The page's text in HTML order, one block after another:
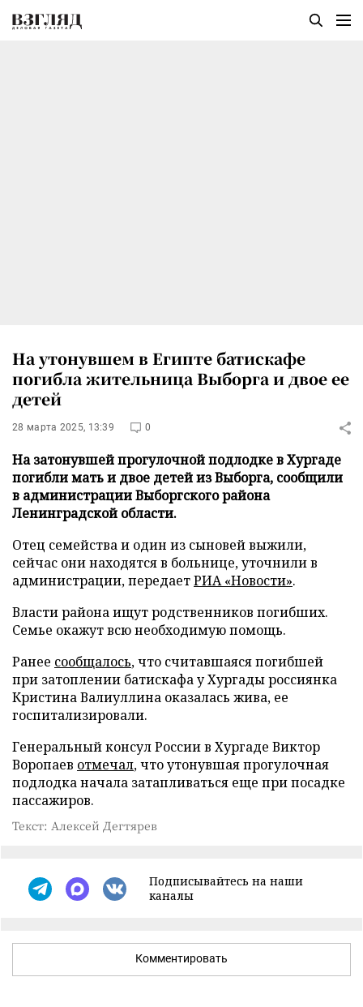
На утонувшем в Египте батискафе
погибла жительница Выборга и двое ее
детей
28 марта 2025, 13:39 0
На затонувшей прогулочной подлодке в Хургаде
погибли мать и двое детей из Выборга, сообщили
в администрации Выборгского района
Ленинградской области.
Отец семейства и один из сыновей выжили,
сейчас они находятся в больнице, уточнили в
администрации, передаетРИА «Новости».
Власти района ищут родственников погибших.
Семье окажут всю необходимую помощь.
Ранее сообщалось, что считавшаяся погибшей
при затоплении батискафа у Хургады россиянка
Кристина Валиуллина оказалась жива, ее
госпитализировали.
Генеральный консул России в Хургаде Виктор
Воропаев отмечал, что утонувшая прогулочная
подлодка начала затапливаться еще при посадке
пассажиров.
Текст: Алексей Дегтярев
Подписывайтесь на наши
каналы
Комментировать